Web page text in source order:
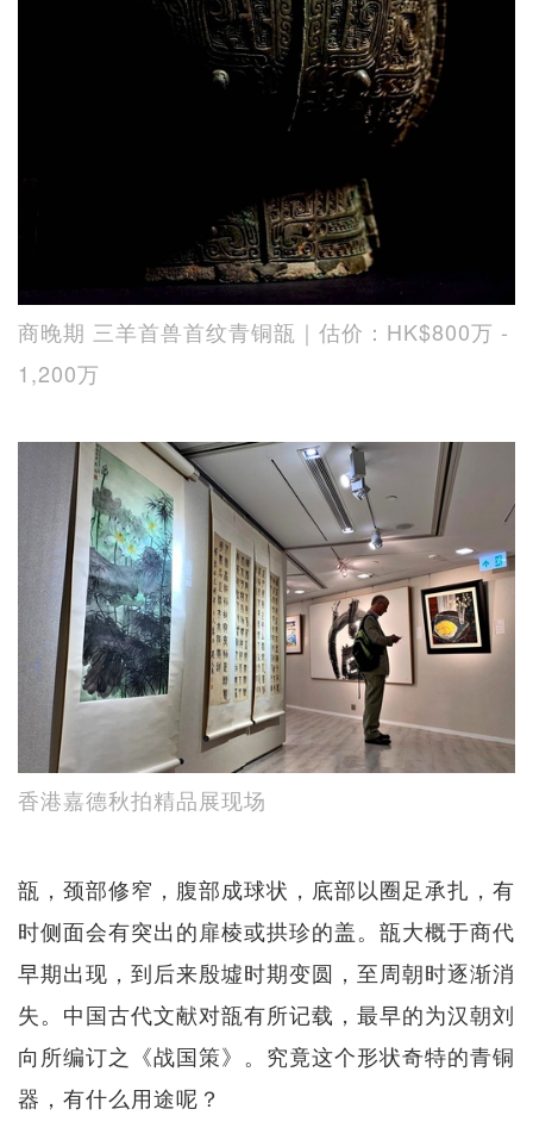
商晚期 三羊首兽首纹青铜瓿｜估价：HK$800万 -
1,200万
香港嘉德秋拍精品展现场
瓿，颈部修窄，腹部成球状，底部以圈足承扎，有
时侧面会有突出的扉棱或拱珍的盖。瓿大概于商代
早期出现，到后来殷墟时期变圆，至周朝时逐渐消
失。中国古代文献对瓿有所记载，最早的为汉朝刘
向所编订之《战国策》。究竟这个形状奇特的青铜
器，有什么用途呢？